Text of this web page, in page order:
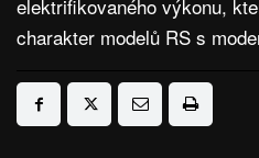
elektrifikovaného výkonu,
charakter modelů RS s